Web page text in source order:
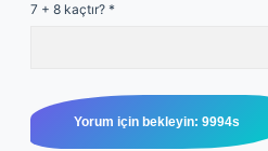
7 + 8 kaçtır? *